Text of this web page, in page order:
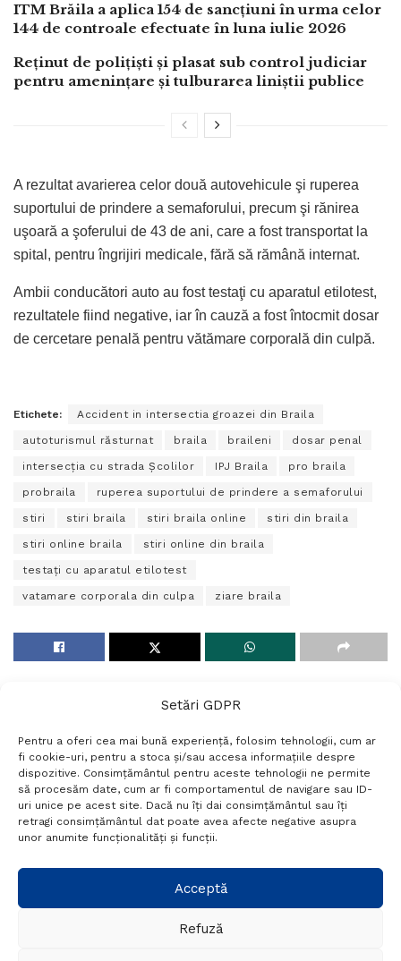
Setări GDPR
Pentru a oferi cea mai bună experiență, folosim tehnologii, cum ar
fi cookie-uri, pentru a stoca și/sau accesa informațiile despre
dispozitive. Consimțământul pentru aceste tehnologii ne permite
să procesăm date, cum ar fi comportamentul de navigare sau ID-
uri unice pe acest site. Dacă nu îți dai consimțământul sau îți
retragi consimțământul dat poate avea afecte negative asupra
unor anumite funcționalități și funcții.
Acceptă
Refuză
ITM Brăila a aplica 154 de sancțiuni în urma celor
144 de controale efectuate în luna iulie 2026
Reținut de polițiști și plasat sub control judiciar
pentru amenințare și tulburarea liniștii publice
A rezultat avarierea celor două autovehicule şi ruperea
suportului de prindere a semaforului, precum şi rănirea
uşoară a şoferului de 43 de ani, care a fost transportat la
spital, pentru îngrijiri medicale, fără să rămână internat.
Ambii conducători auto au fost testaţi cu aparatul etilotest,
rezultatele fiind negative, iar în cauză a fost întocmit dosar
de cercetare penală pentru vătămare corporală din culpă.
Etichete: Accident in intersectia groazei din Braila
autoturismul răsturnat braila braileni dosar penal
intersecţia cu strada Şcolilor IPJ Braila pro braila
probraila ruperea suportului de prindere a semaforului
stiri stiri braila stiri braila online stiri din braila
stiri online braila stiri online din braila
testaţi cu aparatul etilotest
vatamare corporala din culpa ziare braila
Termeni si conditii
Politică de confidențialitate
Politica cookies
Setări GDPR
+40 788 760 194